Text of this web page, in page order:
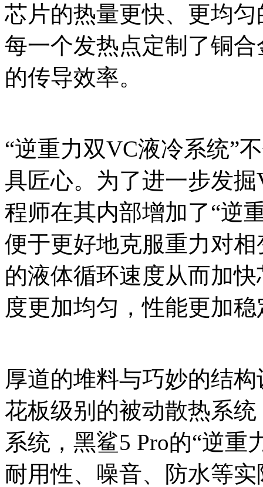
芯片的热量更快、更均
每一个发热点定制了铜
的传导效率。
“逆重力双VC液冷系统”
具匠心。为了进一步发
程师在其内部增加了“逆
便于更好地克服重力对
的液体循环速度从而加
度更加均匀，性能更加稳
厚道的堆料与巧妙的结
花板级别的被动散热系
系统，黑鲨5 Pro的“逆重
耐用性、噪音、防水等